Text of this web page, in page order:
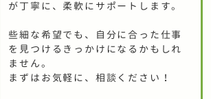
が丁寧に、柔軟にサポートします。
些細な希望でも、自分に合った仕事
を見つけるきっかけになるかもしれ
ません。
まずはお気軽に、相談ください！